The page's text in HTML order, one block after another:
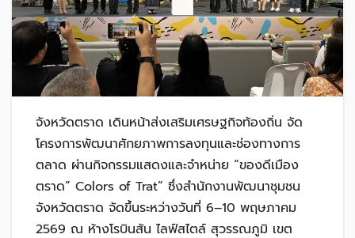
จังหวัดตราด เดินหน้าส่งเสริมเศรษฐกิจท้องถิ่น จัด
โครงการพัฒนาศักยภาพการลงทุนและช่องทางการ
ตลาด ผ่านกิจกรรมแสดงและจำหน่าย “ของดีเมือง
ตราด” Colors of Trat” ซึ่งสำนักงานพัฒนาชุมชน
จังหวัดตราด จัดขึ้นระหว่างวันที่ 6–10 พฤษภาคม
2569 ณ ห้างโรบินสัน ไลฟ์สไตล์ สุวรรณภูมิ เขต